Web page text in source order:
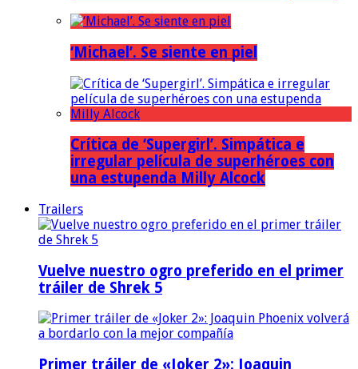
‘Michael’. Se siente en piel
Crítica de ‘Supergirl’. Simpática e
irregular película de superhéroes con
una estupenda Milly Alcock
Trailers
Vuelve nuestro ogro preferido en el primer
tráiler de Shrek 5
Primer tráiler de «Joker 2»: Joaquin